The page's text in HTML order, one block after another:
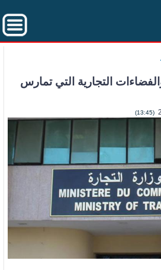
التجارية التي تمارس
(13:45)